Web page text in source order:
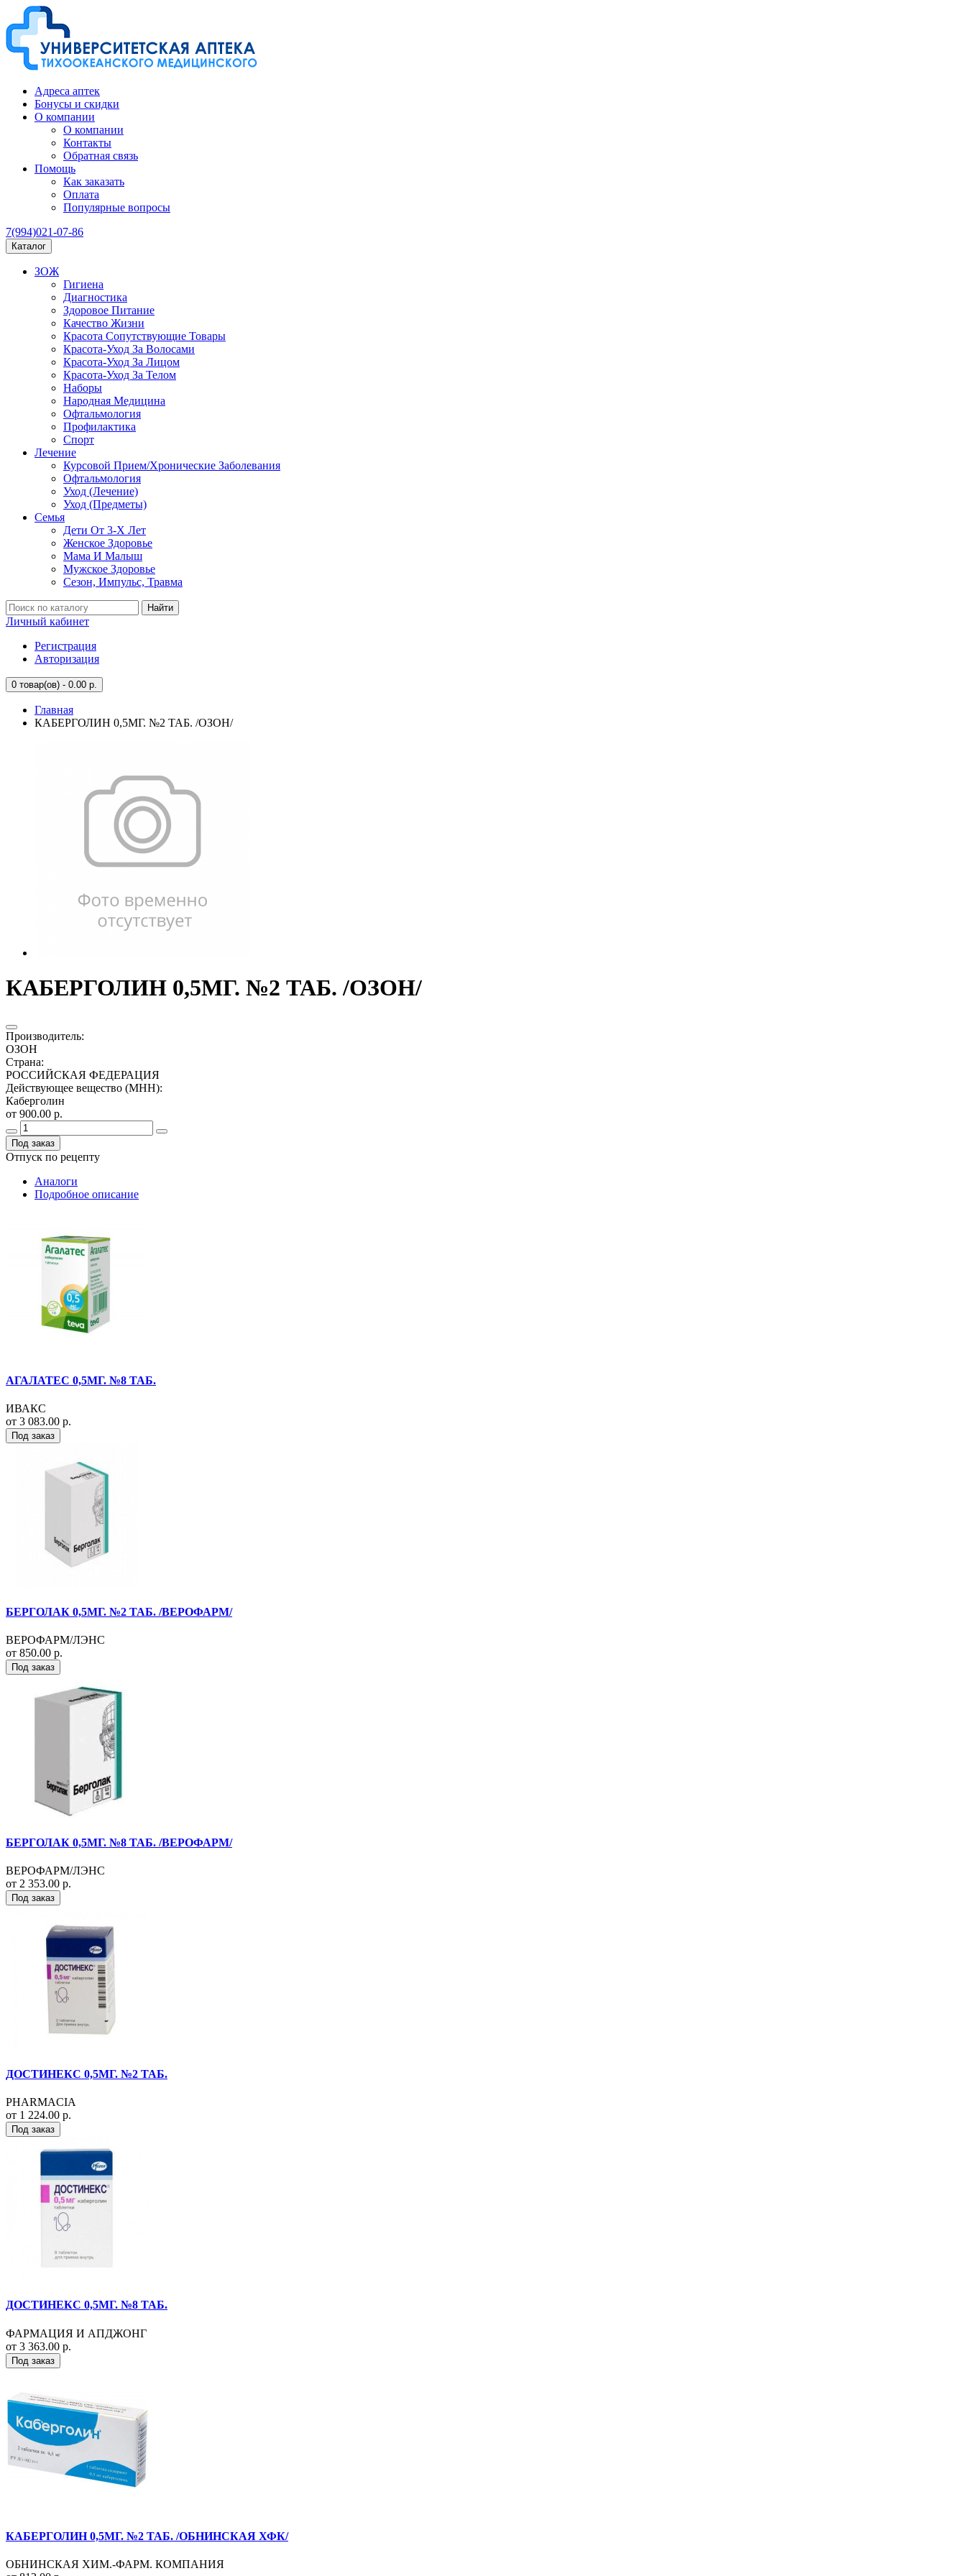
Адреса аптек
Бонусы и скидки
О компании
О компании
Контакты
Обратная связь
Помощь
Как заказать
Оплата
Популярные вопросы
7(994)021-07-86
Каталог
ЗОЖ
Гигиена
Диагностика
Здоровое Питание
Качество Жизни
Красота Сопутствующие Товары
Красота-Уход За Волосами
Красота-Уход За Лицом
Красота-Уход За Телом
Наборы
Народная Медицина
Офтальмология
Профилактика
Спорт
Лечение
Курсовой Прием/Хронические Заболевания
Офтальмология
Уход (Лечение)
Уход (Предметы)
Семья
Дети От 3-Х Лет
Женское Здоровье
Мама И Малыш
Мужское Здоровье
Сезон, Импульс, Травма
Найти
Личный кабинет
Регистрация
Авторизация
0 товар(ов) - 0.00 р.
Главная
КАБЕРГОЛИН 0,5МГ. №2 ТАБ. /ОЗОН/
КАБЕРГОЛИН 0,5МГ. №2 ТАБ. /ОЗОН/
Производитель:
ОЗОН
Страна:
РОССИЙСКАЯ ФЕДЕРАЦИЯ
Действующее вещество (МНН):
Каберголин
от 900.00 р.
Под заказ
Отпуск по рецепту
Аналоги
Подробное описание
АГАЛАТЕС 0,5МГ. №8 ТАБ.
ИВАКС
от 3 083.00 р.
Под заказ
БЕРГОЛАК 0,5МГ. №2 ТАБ. /ВЕРОФАРМ/
ВЕРОФАРМ/ЛЭНС
от 850.00 р.
Под заказ
БЕРГОЛАК 0,5МГ. №8 ТАБ. /ВЕРОФАРМ/
ВЕРОФАРМ/ЛЭНС
от 2 353.00 р.
Под заказ
ДОСТИНЕКС 0,5МГ. №2 ТАБ.
PHARMACIA
от 1 224.00 р.
Под заказ
ДОСТИНЕКС 0,5МГ. №8 ТАБ.
ФАРМАЦИЯ И АПДЖОНГ
от 3 363.00 р.
Под заказ
КАБЕРГОЛИН 0,5МГ. №2 ТАБ. /ОБНИНСКАЯ ХФК/
ОБНИНСКАЯ ХИМ.-ФАРМ. КОМПАНИЯ